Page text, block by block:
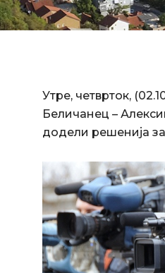
Утре, четврток,
Беличанец –
додели решенија